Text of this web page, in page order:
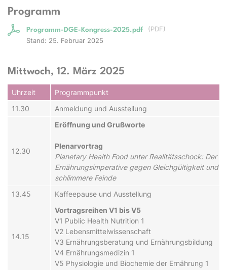
Programm
Programm-DGE-Kongress-2025.pdf (PDF)
Stand: 25. Februar 2025
Mittwoch, 12. März 2025
Uhrzeit
Programmpunkt
11.30
Anmeldung und Ausstellung
12.30
Eröffnung und Grußworte
Plenarvortrag
Planetary Health Food unter Realitätsschock: Der
Ernährungsimperative gegen Gleichgültigkeit und
schlimmere Feinde
13.45
Kaffeepause und Ausstellung
14.15
Vortragsreihen V1 bis V5
V1 Public Health Nutrition 1
V2 Lebensmittelwissenschaft
V3 Ernährungsberatung und Ernährungsbildung
V4 Ernährungsmedizin 1
V5 Physiologie und Biochemie der Ernährung 1